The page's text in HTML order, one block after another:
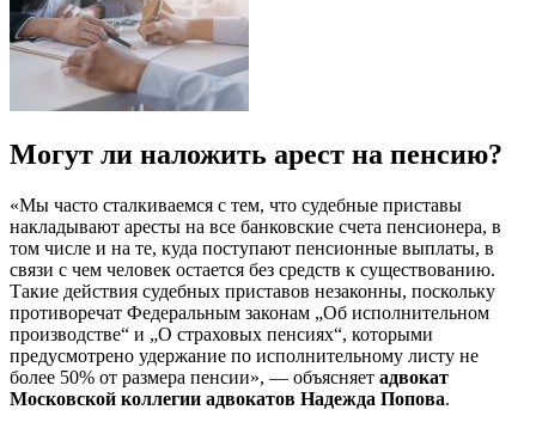
Могут ли наложить арест на пенсию?
«Мы часто сталкиваемся с тем, что судебные приставы
накладывают аресты на все банковские счета пенсионера, в
том числе и на те, куда поступают пенсионные выплаты, в
связи с чем человек остается без средств к существованию.
Такие действия судебных приставов незаконны, поскольку
противоречат Федеральным законам „Об исполнительном
производстве“ и „О страховых пенсиях“, которыми
предусмотрено удержание по исполнительному листу не
более 50% от размера пенсии», — объясняет адвокат
Московской коллегии адвокатов Надежда Попова.